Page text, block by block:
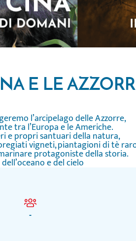
E LE
l’arcipelago delle Azzorre,
tra l’Europa e le Americhe.
e propri santuari della natura,
vigneti, piantagioni di tè
protagoniste della storia.
e del cielo
-